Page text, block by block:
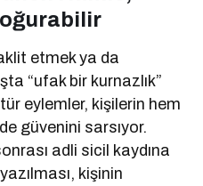
etmek ya da
“ufak bir kurnazlık”
eylemler, kişilerin hem
güvenini sarsıyor.
adli sicil kaydına
kişinin